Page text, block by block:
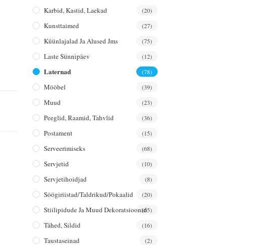
Karbid, Kastid, Laekad (20)
Kunsttaimed (27)
Küünlajalad Ja Alused Jms (75)
Laste Sünnipäev (12)
Laternad (78)
Mööbel (39)
Muud (23)
Peeglid, Raamid, Tahvlid (36)
Postament (15)
Serveerimiseks (68)
Servjetid (10)
Servjetihoidjad (8)
Söögiriistad/taldrikud/pokaalid (20)
Stiilipidude Ja Muud Dekoratsioonid(65)
Tähed, Sildid (16)
Taustaseinad (2)